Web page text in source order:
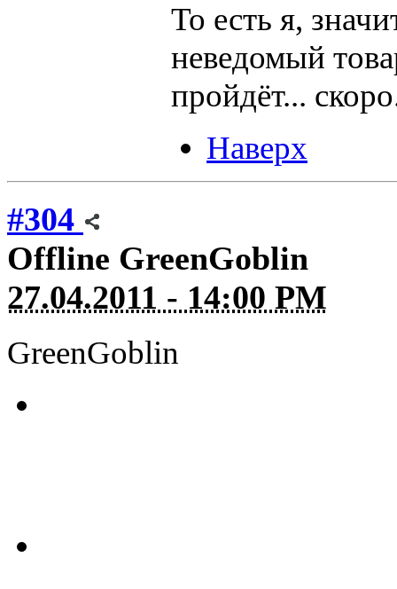
То есть я,
неведомый
пройдёт...
Наверх
#304
Offline GreenGoblin
27.04.2011 - 14:00 PM
GreenGoblin